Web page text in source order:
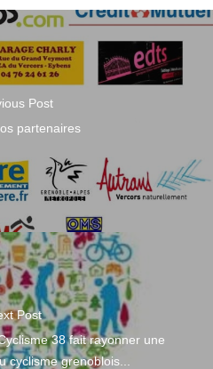
Post
partenaires
Post
38 fait rayonner une
cyclisme grenoblois...